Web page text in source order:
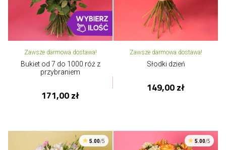
Zawsze darmowa dostawa!
Bukiet od 7 do 1000 róż z
przybraniem
171,00 zł
Zawsze darmowa dostawa!
Słodki dzień
149,00 zł
5.00/5 5.00/5